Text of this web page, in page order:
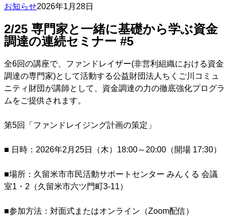
お知らせ2026年1月28日
2/25 専門家と一緒に基礎から学ぶ資金
調達の連続セミナー #5
全6回の講座で、ファンドレイザー(非営利組織における資金
調達の専門家)として活動する公益財団法人ちくご川コミュ
ニティ財団が講師として、資金調達の力の徹底強化プログラ
ムをご提供されます。
第5回「ファンドレイジング計画の策定」
■ 日時：2026年2月25日（木）18:00～20:00（開場 17:30）
■場所：久留米市市民活動サポートセンター みんくる 会議
室1・2（久留米市六ツ門町3-11）
■参加方法：対面式またはオンライン（Zoom配信）